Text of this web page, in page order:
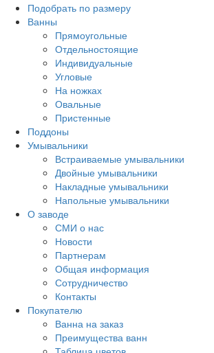
Подобрать по размеру
Ванны
Прямоугольные
Отдельностоящие
Индивидуальные
Угловые
На ножках
Овальные
Пристенные
Поддоны
Умывальники
Встраиваемые умывальники
Двойные умывальники
Накладные умывальники
Напольные умывальники
О заводе
СМИ о нас
Новости
Партнерам
Общая информация
Сотрудничество
Контакты
Покупателю
Ванна на заказ
Преимущества ванн